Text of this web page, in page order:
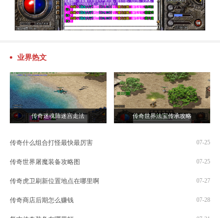
业界热文
传奇迷魂阵迷宫走法 传奇世界法宝传承攻略
传奇什么组合打怪最快最厉害 07-25
传奇世界屠魔装备攻略图 07-25
传奇虎卫刷新位置地点在哪里啊 07-27
传奇商店后期怎么赚钱 07-28